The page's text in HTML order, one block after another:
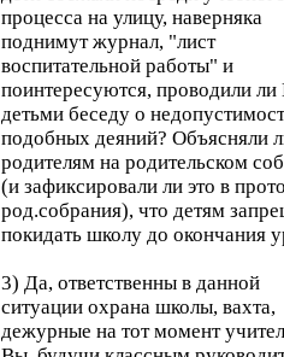
процесса на улицу, наверняка
поднимут журнал, "лист
воспитательной работы" и
поинтересуются, проводили
детьми беседу о
подобных деяний? Объясняли
родителям на родительском
(и зафиксировали ли это в
род.собрания), что детям
покидать школу до окончания
3) Да, ответственны в данной
ситуации охрана школы, вахта,
дежурные на тот момент